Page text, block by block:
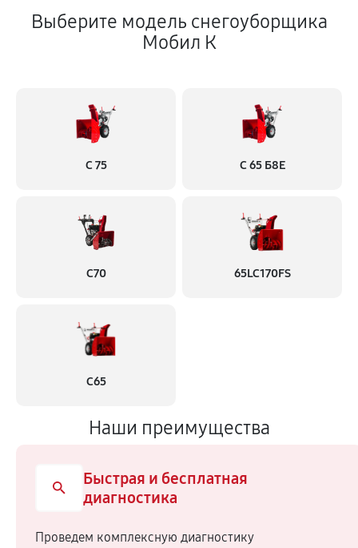
Выберите модель снегоуборщика
Мобил К
С 75 С 65 Б8Е
С70 65LC170FS
С65
Наши преимущества
Быстрая и бесплатная
диагностика
Проведем комплексную диагностику